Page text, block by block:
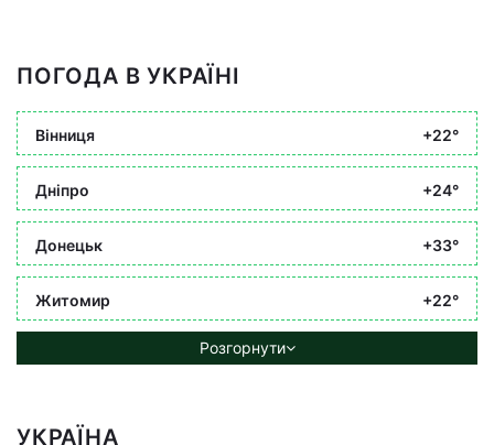
ПОГОДА В УКРАЇНІ
Вінниця +22°
Дніпро +24°
Донецьк +33°
Житомир +22°
Розгорнути
УКРАЇНА